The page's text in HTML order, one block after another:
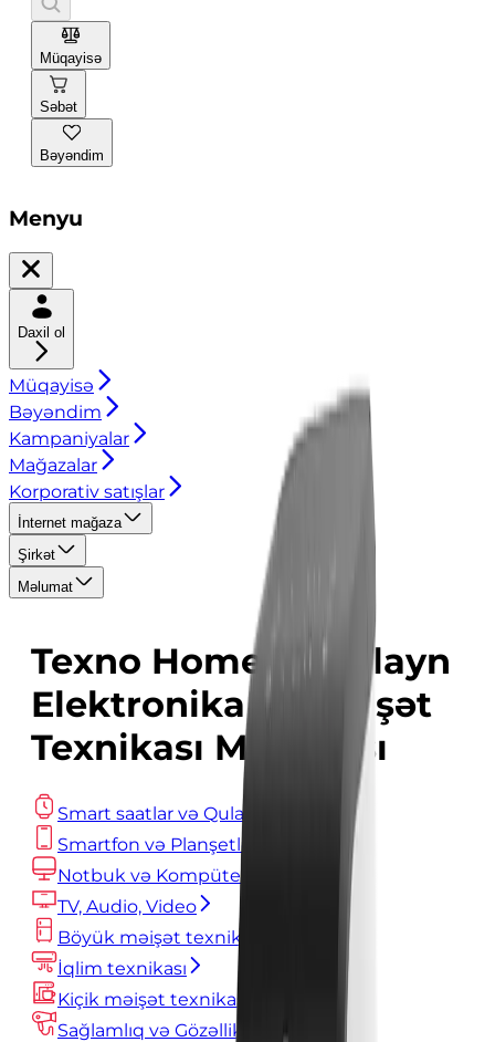
Müqayisə
Səbət
Bəyəndim
Menyu
Daxil ol
Müqayisə
Bəyəndim
Kampaniyalar
Mağazalar
Korporativ satışlar
İnternet mağaza
Şirkət
Məlumat
Texno Home — Onlayn
Elektronika və Məişət
Texnikası Mağazası
Smart saatlar və Qulaqlıqlar
Smartfon və Planşetlər
Notbuk və Kompüterlər
TV, Audio, Video
Böyük məişət texnikası
İqlim texnikası
Kiçik məişət texnikası
Sağlamlıq və Gözəllik